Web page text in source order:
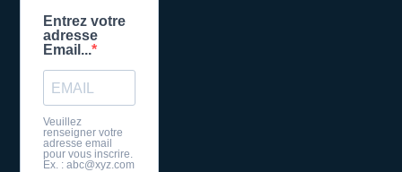
Entrez votre
adresse
Email...
Veuillez
renseigner votre
adresse email
pour vous inscrire.
Ex. : abc@xyz.com